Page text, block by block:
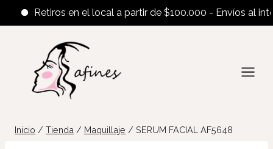
Retiros en el local a partir de $100.000 - Envíos al
contenido
Inicio / Tienda / Maquillaje / SERUM FACIAL AF5648